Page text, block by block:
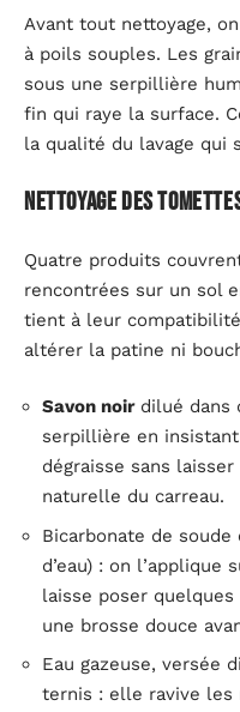
Avant tout nettoyage,
à poils souples. Les
sous une serpillière
fin qui raye la surface.
la qualité du lavage qui
Nettoyage des
Quatre produits
rencontrées sur un sol
tient à leur
altérer la patine ni
Savon noirdilué dans
serpillière en
dégraisse sans
naturelle du carreau.
Bicarbonate de soude
d’eau) : on l’applique
laisse poser
une brosse douce
Eau gazeuse, versée
ternis : elle ravive les